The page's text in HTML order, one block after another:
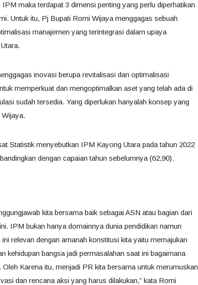
maka terdapat 3 dimensi penting yang perlu diperhatikan
Untuk itu, Pj Bupati Romi Wijaya menggagas sebuah
manajemen yang terintegrasi dalam upaya
inovasi berupa revitalisasi dan optimalisasi
memperkuat dan mengoptimalkan aset yang telah ada di
sudah tersedia. Yang diperlukan hanyalah konsep yang
Wijaya.
Statistik menyebutkan IPM Kayong Utara pada tahun 2022
dengan capaian tahun sebelumnya (62,90).
kita bersama baik sebagai ASN atau bagian dari
IPM bukan hanya domainnya dunia pendidikan namun
relevan dengan amanah konstitusi kita yaitu memajukan
kehidupan bangsa jadi permasalahan saat ini bagaimana
Karena itu, menjadi PR kita bersama untuk merumuskan
dan rencana aksi yang harus dilakukan,” kata Romi